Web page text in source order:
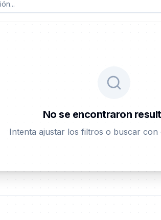
No se encontraron
Intenta ajustar los filtros o buscar con